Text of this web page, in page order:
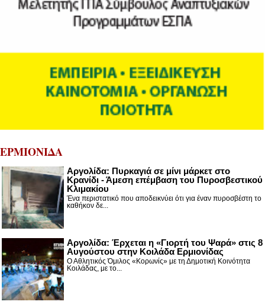
ΕΡΜΙΟΝΙΔΑ
Αργολίδα: Πυρκαγιά σε μίνι μάρκετ στο
Κρανίδι - Άμεση επέμβαση του Πυροσβεστικού
Κλιμακίου
Ένα περιστατικό που αποδεικνύει ότι για έναν πυροσβέστη το
καθήκον δε...
Αργολίδα: Έρχεται η «Γιορτή του Ψαρά» στις 8
Αυγούστου στην Κοιλάδα Ερμιονίδας
Ο Αθλητικός Όμιλος «Κορωνίς» με τη Δημοτική Κοινότητα
Κοιλάδας, με το...